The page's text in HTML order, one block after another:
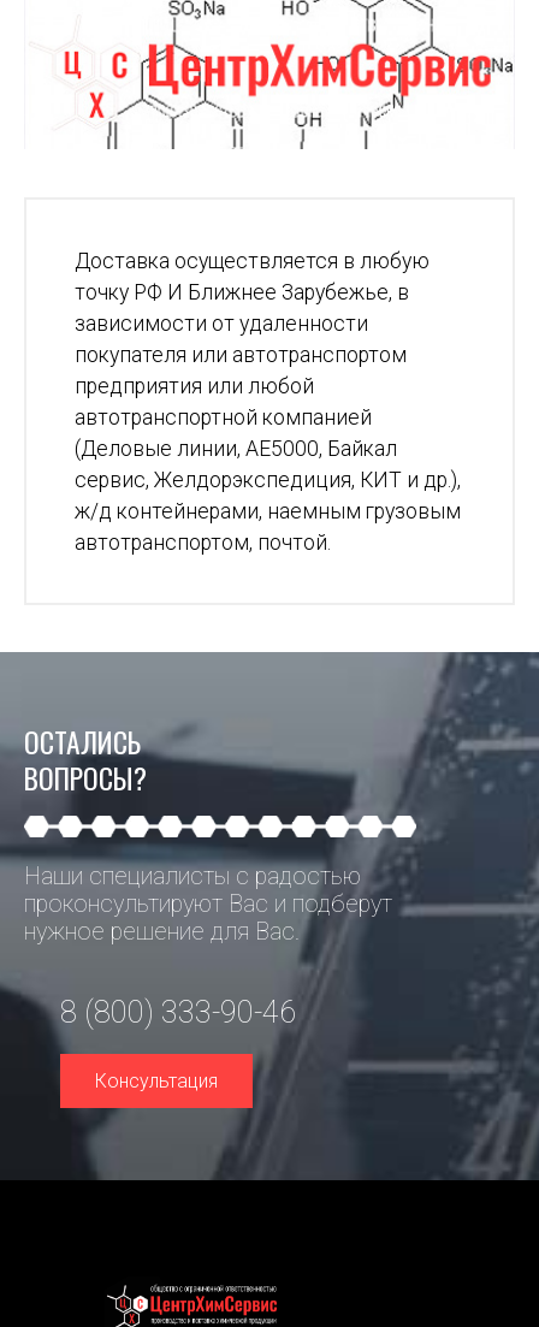
Доставка осуществляется в любую
точку РФ И Ближнее Зарубежье, в
зависимости от удаленности
покупателя или автотранспортом
предприятия или любой
автотранспортной компанией
(Деловые линии, АЕ5000, Байкал
сервис, Желдорэкспедиция, КИТ и др.),
ж/д контейнерами, наемным грузовым
автотранспортом, почтой.
ОСТАЛИСЬ
ВОПРОСЫ?
Наши специалисты с радостью
проконсультируют Вас и подберут
нужное решение для Вас.
8 (800) 333-90-46
Консультация